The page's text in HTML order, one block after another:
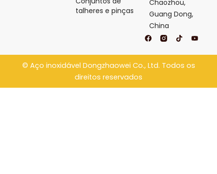
talheres e pinças
Chaozhou,
Guang Dong,
China
F
a
e
b
o
T
i
t
o
k
Y
o
t
u
b
© Aço inoxidável Dongzhaowei Co., Ltd. Todos os
direitos reservados